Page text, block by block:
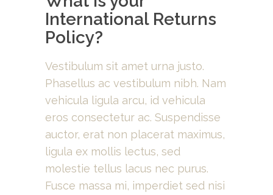
International Returns
Policy?
Vestibulum sit amet urna justo.
Phasellus ac vestibulum nibh. Nam
vehicula ligula arcu, id vehicula
eros consectetur ac. Suspendisse
auctor, erat non placerat maximus,
ligula ex mollis lectus, sed
molestie tellus lacus nec purus.
Fusce massa mi, imperdiet sed nisi